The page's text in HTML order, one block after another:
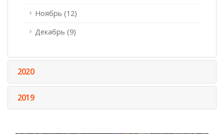
Ноябрь (12)
Декабрь (9)
2020
2019